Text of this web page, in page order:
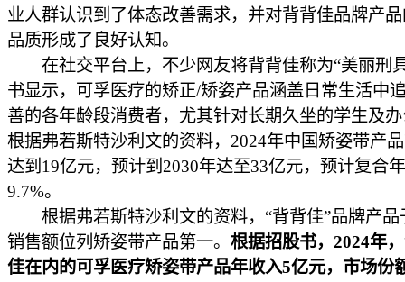
业人群认识到了体态改善需求，并对背背佳品牌产
品质形成了良好认知。
在社交平台上，不少网友将背背佳称为“美丽刑
书显示，可孚医疗的矫正/矫姿产品涵盖日常生活中
善的各年龄段消费者，尤其针对长期久坐的学生及
根据弗若斯特沙利文的资料，2024年中国矫姿带产
达到19亿元，预计到2030年达至33亿元，预计复合
9.7%。
根据弗若斯特沙利文的资料，“背背佳”品牌产品
销售额位列矫姿带产品第一。 根据招股书，2024年
佳在内的可孚医疗矫姿带产品年收入5亿元，市场份